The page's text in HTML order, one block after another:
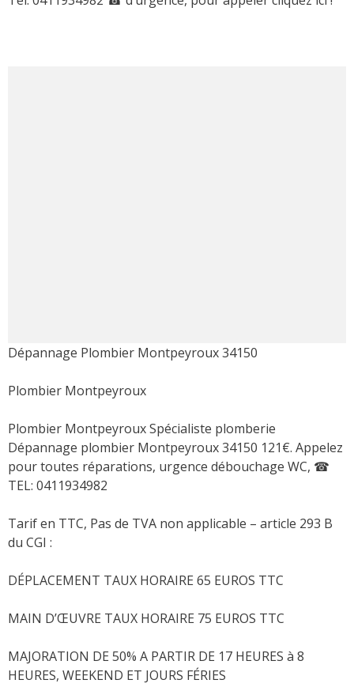
Dépannage Plombier Montpeyroux 34150
Plombier Montpeyroux
Plombier Montpeyroux Spécialiste plomberie
Dépannage plombier Montpeyroux 34150 121€. Appelez
pour toutes réparations, urgence débouchage WC, ☎
TEL: 0411934982
Tarif en TTC, Pas de TVA non applicable – article 293 B
du CGI :
DÉPLACEMENT TAUX HORAIRE 65 EUROS TTC
MAIN D’ŒUVRE TAUX HORAIRE 75 EUROS TTC
MAJORATION DE 50% A PARTIR DE 17 HEURES à 8
HEURES, WEEKEND ET JOURS FÉRIES